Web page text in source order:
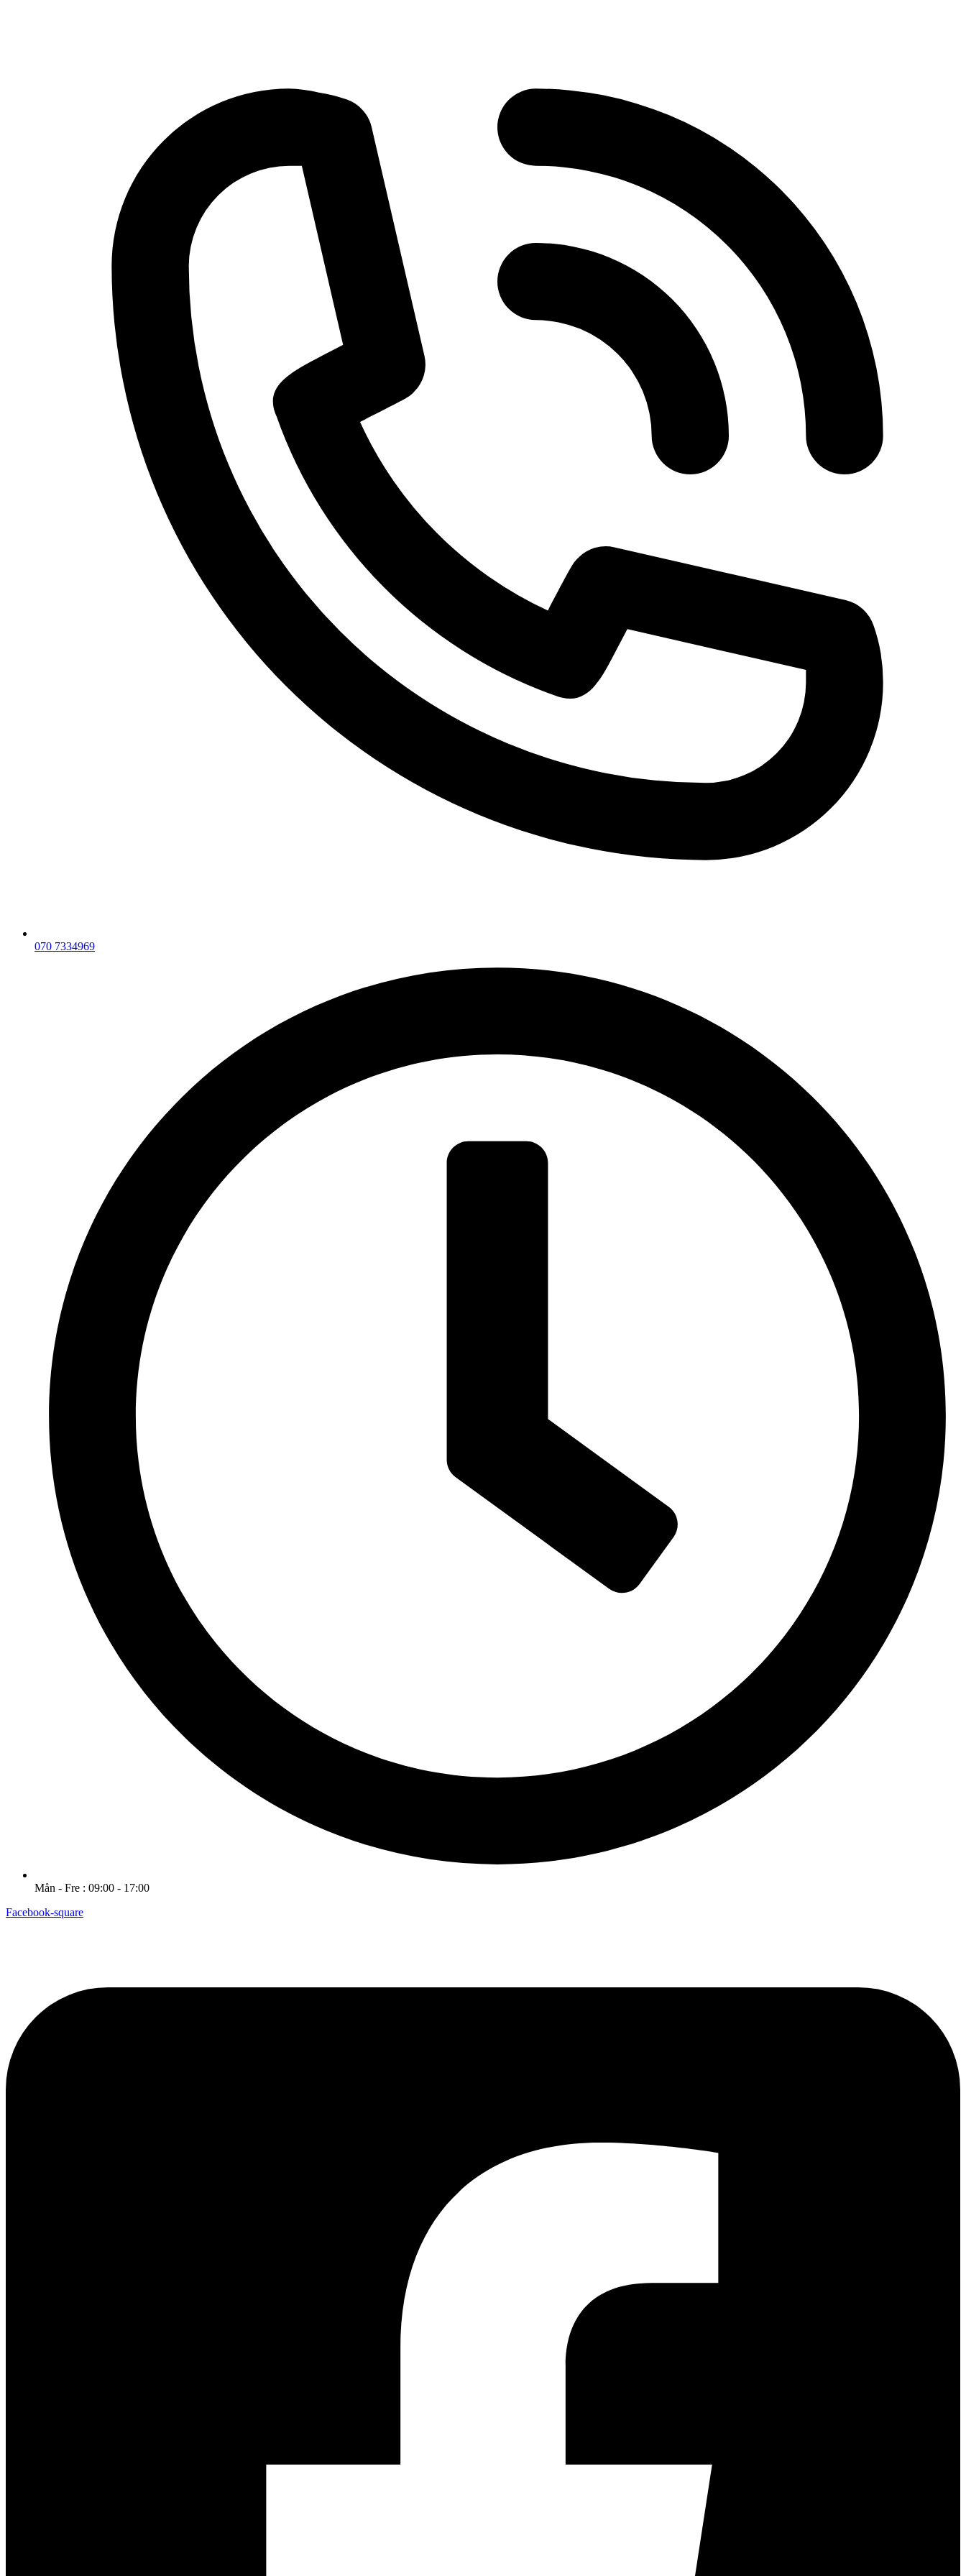
070 7334969
Mån - Fre : 09:00 - 17:00
Facebook-square